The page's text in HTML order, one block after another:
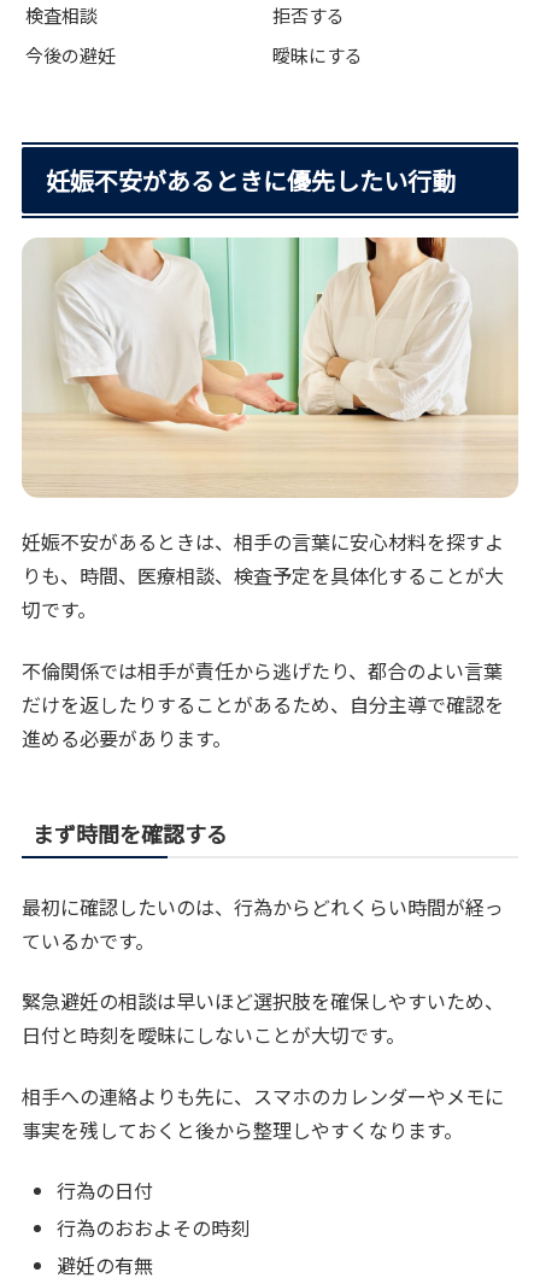
検査相談
拒否する
今後の避妊
曖昧にする
妊娠不安があるときに優先したい行動
妊娠不安があるときは、相手の言葉に安心材料を探すよ
りも、時間、医療相談、検査予定を具体化することが大
切です。
不倫関係では相手が責任から逃げたり、都合のよい言葉
だけを返したりすることがあるため、自分主導で確認を
進める必要があります。
まず時間を確認する
最初に確認したいのは、行為からどれくらい時間が経っ
ているかです。
緊急避妊の相談は早いほど選択肢を確保しやすいため、
日付と時刻を曖昧にしないことが大切です。
相手への連絡よりも先に、スマホのカレンダーやメモに
事実を残しておくと後から整理しやすくなります。
行為の日付
行為のおおよその時刻
避妊の有無